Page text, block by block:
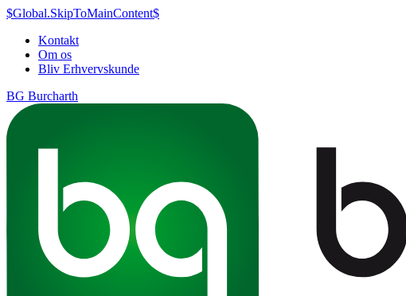
$Global.SkipToMainContent$
Kontakt
Om os
Bliv Erhvervskunde
BG Burcharth